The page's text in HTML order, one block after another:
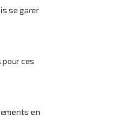
se garer
pour ces
en